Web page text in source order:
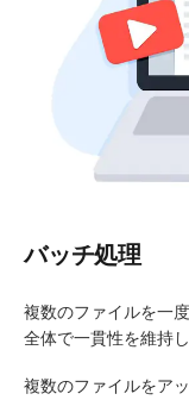
バッチ処理
複数のファイルを一
全体で一貫性を維持し
複数のファイルをア